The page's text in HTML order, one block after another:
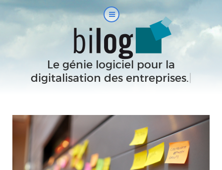
Le génie logiciel pour la
digitalisation des entreprises.